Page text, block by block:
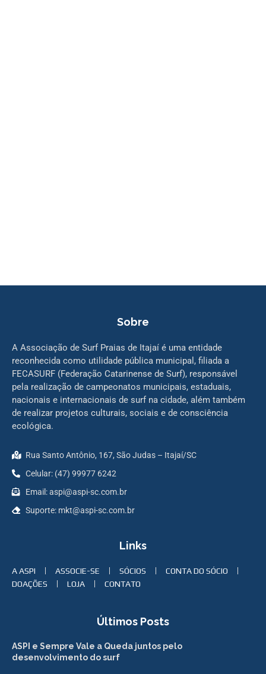
Sobre
A Associação de Surf Praias de Itajaí é uma entidade
reconhecida como utilidade pública municipal, filiada a
FECASURF (Federação Catarinense de Surf), responsável
pela realização de campeonatos municipais, estaduais,
nacionais e internacionais de surf na cidade, além também
de realizar projetos culturais, sociais e de consciência
ecológica.
Rua Santo Antônio, 167, São Judas – Itajaí/SC
Celular: (47) 99977 6242
Email: aspi@aspi-sc.com.br
Suporte: mkt@aspi-sc.com.br
Links
A ASPI ASSOCIE-SE SÓCIOS
CONTA DO SÓCIO
DOAÇÕES
LOJA CONTATO
Últimos Posts
ASPI e Sempre Vale a Queda juntos pelo
desenvolvimento do surf